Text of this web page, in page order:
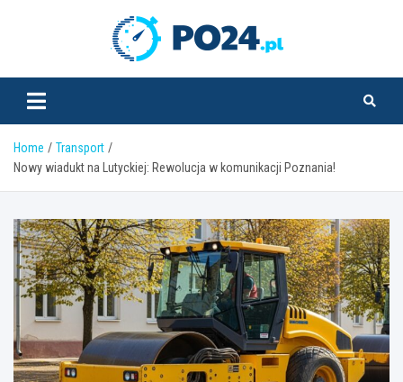
Home
Transport
Nowy wiadukt na Lutyckiej: Rewolucja w komunikacji Poznania!